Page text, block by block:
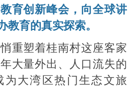
育创新峰会，向全球讲
教育的真实探索。
重塑着桂南村这座客家
大量外出、人口流失的
为大湾区热门生态文旅